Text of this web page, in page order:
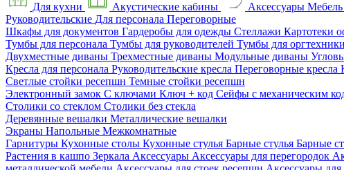
Для кухни Акустические кабины Аксессуары Мебель
Руководительские Для персонала Переговорные
Шкафы для документов Гардеробы для одежды Стеллажи Картотеки
Тумбы для персонала Тумбы для руководителей Тумбы для оргтехники
Двухместные диваны Трехместные диваны Модульные диваны
Кресла для персонала Руководительские кресла Переговорные кресла
Светлые стойки ресепшн Темные стойки ресепшн
Электронный замок С ключами Ключ + код Сейфы с механическим
Столики со стеклом Столики без стекла
Деревянные вешалки Металлические вешалки
Экраны Напольные Межкомнатные
Гарнитуры Кухонные столы Кухонные стулья Барные стулья Барные
Растения в кашпо Зеркала Аксессуары Аксессуары для перегородок